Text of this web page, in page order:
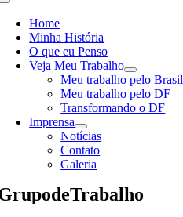
Toggle
NavigationHome
Minha História
O que eu Penso
Veja Meu Trabalho
Meu trabalho pelo Brasil
Meu trabalho pelo DF
Transformando o DF
Imprensa
Notícias
Contato
Galeria